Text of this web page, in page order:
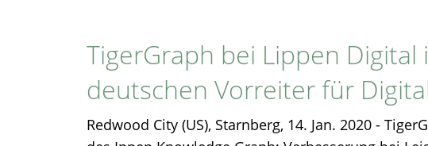
TigerGraph bei Lippen Digital
deutschen Vorreiter für
Redwood City (US), Starnberg, 14. Jan. 2020 -